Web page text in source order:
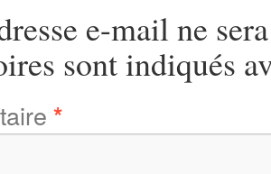
e-mail ne
sont indiqués
*